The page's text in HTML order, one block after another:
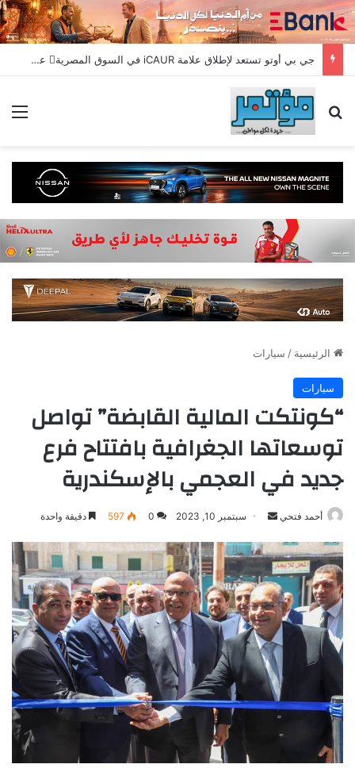
جي بي أوتو تستعد لإطلاق علامة iCAUR في السوق المصرية علامة عالمية جديدة لسيارات الطاقة الجديدة تجمع بين التكنولوجيا الذكية والتصميم الجريء وروح المغامر
بحث عن
الرئيسية / سيارات
سيارات
“كونتكت المالية القابضة” تواصل
توسعاتها الجغرافية بافتتاح فرع
جديد في العجمي بالإسكندرية
أحمد فتحي
أرسل
إلكترونيا
سبتمبر 10, 2023 0
597 دقيقة واحدة